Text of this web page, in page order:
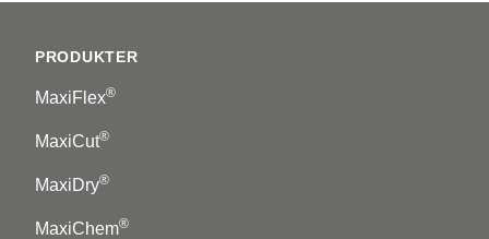
PRODUKTER
MaxiFlex®
MaxiCut®
MaxiDry®
MaxiChem®